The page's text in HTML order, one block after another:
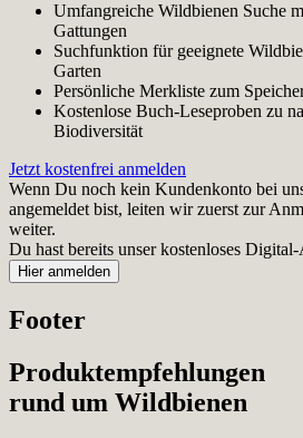
Umfangreiche Wildbienen Suche
Gattungen
Suchfunktion für geeignete
Garten
Persönliche Merkliste zum
Kostenlose Buch-Leseproben zu
Biodiversität
Jetzt kostenfrei anmelden
Wenn Du noch kein Kundenkonto bei
angemeldet bist, leiten wir zuerst zur
weiter.
Du hast bereits unser kostenloses
Footer
Produktempfehlungen
rund um Wildbienen